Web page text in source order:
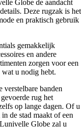
Globe de aandacht
Deze rugzak is het
en praktisch gebruik
gemakkelijk
en andere
zorgen voor een
u nodig hebt.
banden
rug het
op lange dagen. Of u
de stad maakt of een
Globe zal u